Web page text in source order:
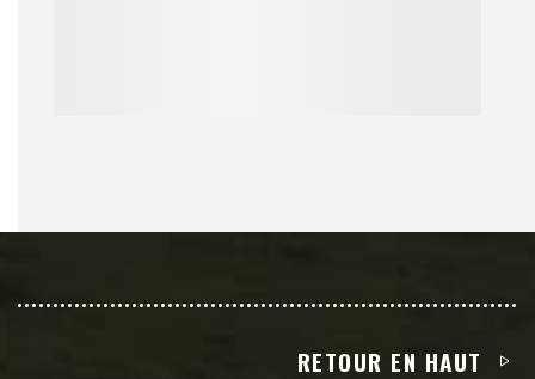
RETOUR EN HAUT